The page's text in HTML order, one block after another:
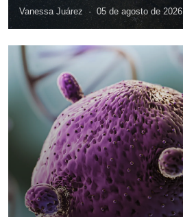
Vanessa Juárez · 05 de agosto de 2026